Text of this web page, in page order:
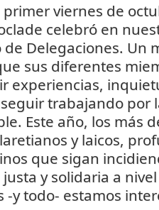
viernes de
celebró en
de Delegaciones. Un
sus diferentes
experiencias,
trabajando por
Este año, los más
y laicos,
que sigan
y solidaria a
-y todo- estamos